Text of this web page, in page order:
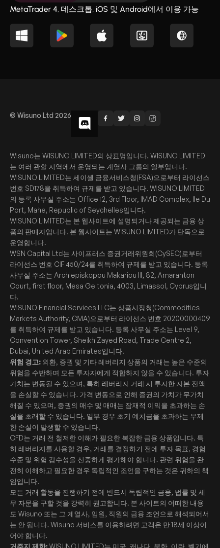
MetaTrader 4, 데스크톱, iOS 및 Android에서 이용 가능
© Wisuno Ltd 2026
Wisuno는 WISUNO LIMITED의 상표명입니다. WISUNO LIMITED
는 여러 관할 지역에서 운영되는 계열사 그룹의 일부입니다.
WISUNO LIMITED는 세이셸 금융서비스청(FSA)으로부터 라이선스
번호 SD178을 취득하여 규제를 받고 있습니다. WISUNO LIMITED
의 등록 사무실 주소는 Office 12, 3rd Floor, IMAD Complex, Ile Du
Port, Mahe, Republic of Seychelles입니다.
WISUNO LIMITED는 본 웹사이트에 설명되거나 제공되는 금융 상
품의 판매자입니다. 본 웹사이트는 WISUNO LIMITED가 단독으로
운영합니다.
WSN Capital Ltd는 사이프러스 증권거래위원회(CySEC)로부터
라이선스 번호 CIF 450/24를 취득하여 규제를 받고 있습니다. 등록
사무실 주소는 Archiepiskopou Makariou III, 82, Amaranton
Court, first floor, Mesa Geitonia, 4003, Limassol, Cyprus입니
다.
WISUNO Financial Services LLC는 상품시장청(Commodities
Markets Authority, CMA)으로부터 라이선스 번호 20200000409
를 취득하여 규제를 받고 있습니다. 등록 사무실 주소는 Level 9,
Convention Tower, Sheikh Zayed Road, Trade Centre 2,
Dubai, United Arab Emirates입니다.
위험 경고: 외환, 증권 및 기타 레버리지 상품의 거래는 높은 수준의
위험을 수반하며 모든 투자자에게 적합하지 않을 수 있습니다. 투자
가치는 변동될 수 있으며, 특히 레버리지 거래 시 투자한 자본 전액
을 손실할 수 있습니다. 가격 변동으로 인해 증권의 가치가 무가치
해질 수 있으며, 증권의 매수 및 매매는 잠재적 이익을 초과하는 손
실을 초래할 수 있습니다. 일부 경우 초기 예치금을 초과하는 무제
한 손실이 발생할 수 있습니다.
CFD는 거래 전 철저한 이해가 필요한 복잡한 금융 상품입니다. 특
히 레버리지를 사용할 경우, 거래를 결정하기 전에 투자 목표, 경험
수준 및 위험 감수성을 신중하게 평가해야 합니다. 관련 위험을 완
전히 이해하고 필요한 경우 독립적인 조언을 구하는 것은 귀하의 책
임입니다.
모든 거래 활동을 진행하기 전에 반드시 독립적인 금융, 법률 및 세
무 자문을 구할 것을 강력히 권고합니다. 본 사이트의 어떠한 내용
도 Wisuno 또는 그 계열사, 임원, 직원의 금융 조언으로 해석되어서
는 안 됩니다. Wisuno 서비스를 이용하려면 고객은 만 18세 이상이
어야 합니다.
거주지 제한:WISUNO LIMITED는 미국, 캐나다, 북한, 이란, 벨기에